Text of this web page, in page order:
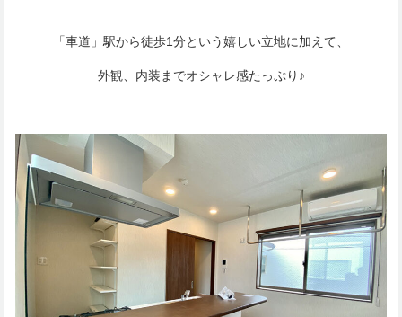
「車道」駅から徒歩1分という嬉しい立地に加えて、
外観、内装までオシャレ感たっぷり♪